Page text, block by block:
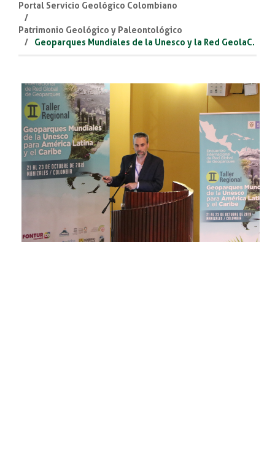
Portal Servicio Geológico Colombiano
Patrimonio Geológico y Paleontológico
Geoparques Mundiales de la Unesco y la Red GeolaC.